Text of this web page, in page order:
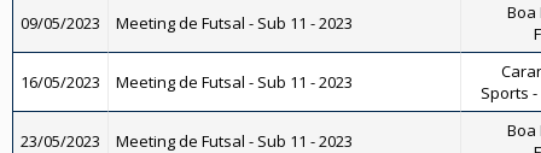
09/05/2023 Meeting de Futsal - Sub 11 - 2023
Boa
16/05/2023 Meeting de Futsal - Sub 11 - 2023
Sports -
23/05/2023 Meeting de Futsal - Sub 11 - 2023
Boa